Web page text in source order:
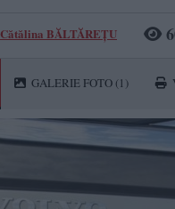
Cătălina BĂLTĂREȚU
GALERIE FOTO (1)